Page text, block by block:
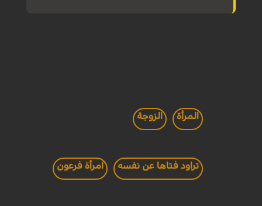
المرأة الزوجة
تراود فتاها عن نفسه امرأة فرعون